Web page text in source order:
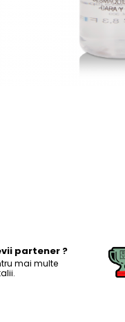
partener ?
mai multe